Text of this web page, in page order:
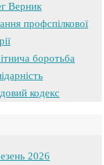
Верник
профспілкової
боротьба
кодекс
2026